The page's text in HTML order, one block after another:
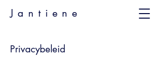
Jantiene
Privacybeleid